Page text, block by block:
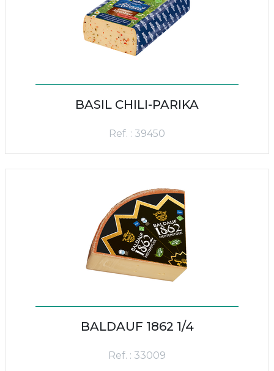
BASIL CHILI-PARIKA
Ref. : 39450
BALDAUF 1862 1/4
Ref. : 33009